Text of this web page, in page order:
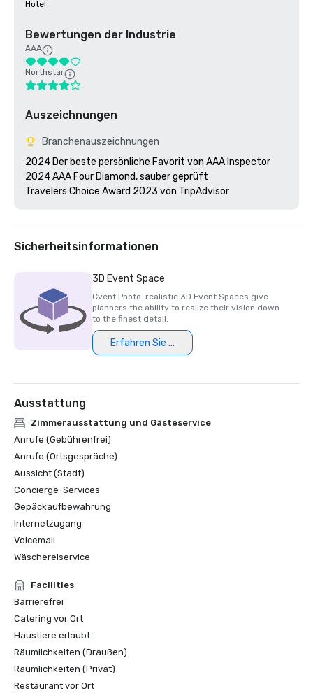
Hotel
Bewertungen der Industrie
AAA
Northstar
Auszeichnungen
Branchenauszeichnungen
2024 Der beste persönliche Favorit von AAA Inspector
2024 AAA Four Diamond, sauber geprüft
Travelers Choice Award 2023 von TripAdvisor
Sicherheitsinformationen
3D Event Space
Cvent Photo-realistic 3D Event Spaces give
planners the ability to realize their vision down
to the finest detail.
Erfahren Sie mehr
Ausstattung
Zimmerausstattung und Gästeservice
Anrufe (Gebührenfrei)
Anrufe (Ortsgespräche)
Aussicht (Stadt)
Concierge-Services
Gepäckaufbewahrung
Internetzugang
Voicemail
Wäschereiservice
Facilities
Barrierefrei
Catering vor Ort
Haustiere erlaubt
Räumlichkeiten (Draußen)
Räumlichkeiten (Privat)
Restaurant vor Ort